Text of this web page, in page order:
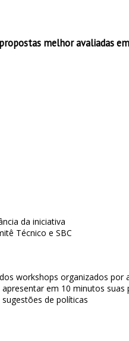
melhor avaliadas
da iniciativa
Técnico e SBC
workshops organizados
em 10 minutos suas
de políticas